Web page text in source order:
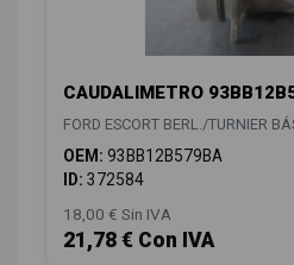
CAUDALIMETRO
FORD ESCORT BERL./TURNIER
OEM: 93BB12B579BA
ID: 372584
18,00 € Sin IVA
21,78 € Con IVA